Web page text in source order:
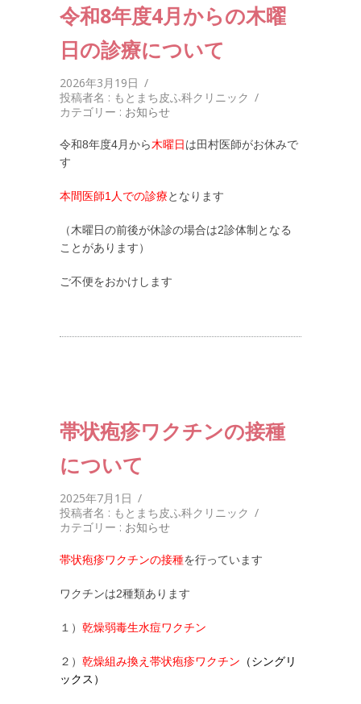
令和8年度4月からの木曜
日の診療について
2026年3月19日 /
投稿者名 : もとまち皮ふ科クリニック /
カテゴリー : お知らせ
令和8年度4月から木曜日は田村医師がお休みで
す
本間医師1人での診療となります
（木曜日の前後が休診の場合は2診体制となる
ことがあります）
ご不便をおかけします
帯状疱疹ワクチンの接種
について
2025年7月1日 /
投稿者名 : もとまち皮ふ科クリニック /
カテゴリー : お知らせ
帯状疱疹ワクチンの接種を行っています
ワクチンは2種類あります
１） 乾燥弱毒生水痘ワクチン
２） 乾燥組み換え帯状疱疹ワクチン （シングリ
ックス）